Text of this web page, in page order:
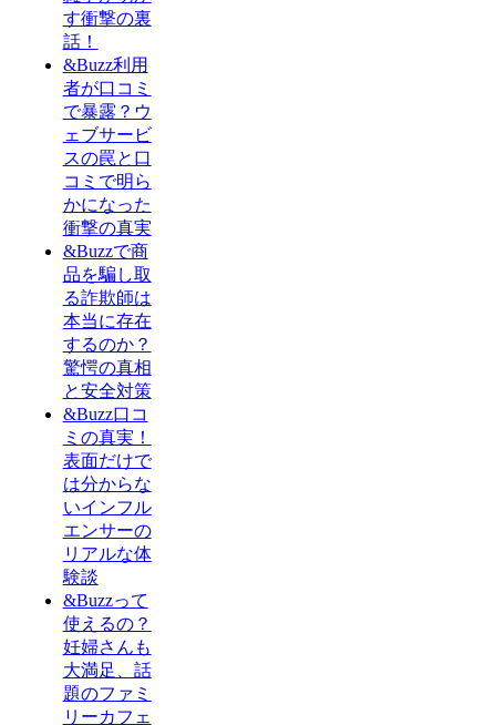
す衝撃の裏
話！
&Buzz利用
者が口コミ
で暴露？ウ
ェブサービ
スの罠と口
コミで明ら
かになった
衝撃の真実
&Buzzで商
品を騙し取
る詐欺師は
本当に存在
するのか？
驚愕の真相
と安全対策
&Buzz口コ
ミの真実！
表面だけで
は分からな
いインフル
エンサーの
リアルな体
験談
&Buzzって
使えるの？
妊婦さんも
大満足、話
題のファミ
リーカフェ